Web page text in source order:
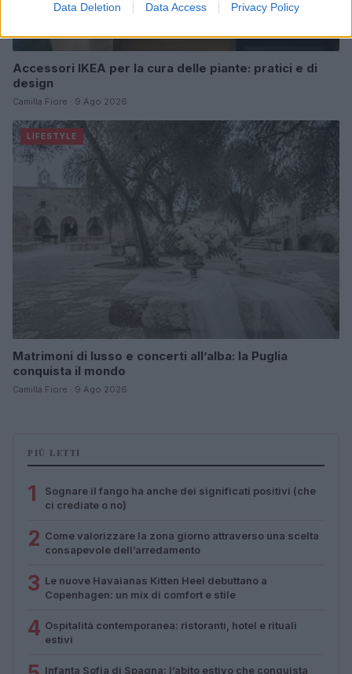
Data Deletion Data Access Privacy Policy
Accessori IKEA per la cura delle piante: pratici e di
design
Camilla Fiore · 9 Ago 2026
LIFESTYLE
Matrimoni di lusso e concerti all’alba: la Puglia
conquista il mondo
Camilla Fiore · 9 Ago 2026
PIÙ LETTI
1
Sognare il fango ha anche dei significati positivi (che
ci crediate o no)
2 Come valorizzare la zona giorno attraverso una scelta
consapevole dell’arredamento
3 Le nuove Havaianas Kitten Heel debuttano a
Copenhagen: un mix di comfort e stile
4 Ospitalità contemporanea: ristoranti, hotel e rituali
estivi
Infanta Sofia di Spagna: l’abito estivo che conquista